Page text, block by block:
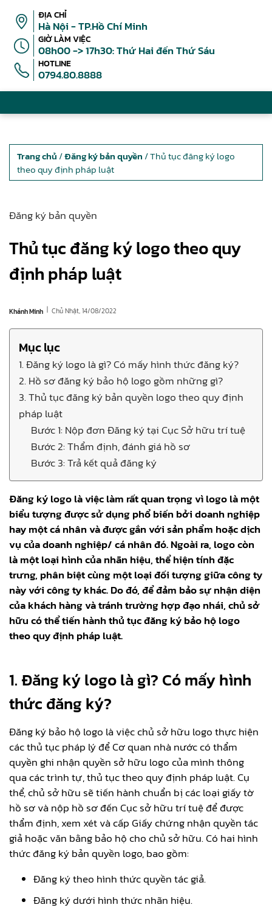
ĐỊA CHỈ
Hà Nội - TP.Hồ Chí Minh
GIỜ LÀM VIỆC
08h00 -> 17h30: Thứ Hai đến Thứ Sáu
HOTLINE
0794.80.8888
Trang chủ /Đăng ký bản quyền / Thủ tục đăng ký logo
theo quy định pháp luật
Đăng ký bản quyền
Thủ tục đăng ký logo theo quy
định pháp luật
Khánh Minh | Chủ Nhật, 14/08/2022
Mục lục
1. Đăng ký logo là gì? Có mấy hình thức đăng ký?
2. Hồ sơ đăng ký bảo hộ logo gồm những gì?
3. Thủ tục đăng ký bản quyền logo theo quy định
pháp luật
Bước 1: Nộp đơn Đăng ký tại Cục Sở hữu trí tuệ
Bước 2: Thẩm định, đánh giá hồ sơ
Bước 3: Trả kết quả đăng ký
Đăng ký logo là việc làm rất quan trọng vì logo là một
biểu tượng được sử dụng phổ biến bởi doanh nghiệp
hay một cá nhân và được gắn với sản phẩm hoặc dịch
vụ của doanh nghiệp/ cá nhân đó. Ngoài ra, logo còn
là một loại hình của nhãn hiệu, thể hiện tính đặc
trưng, phân biệt cùng một loại đối tượng giữa công ty
này với công ty khác. Do đó, để đảm bảo sự nhận diện
của khách hàng và tránh trường hợp đạo nhái, chủ sở
hữu có thể tiến hành thủ tục đăng ký bảo hộ logo
theo quy định pháp luật.
1. Đăng ký logo là gì? Có mấy hình
thức đăng ký?
Đăng ký bảo hộ logo là việc chủ sở hữu logo thực hiện
các thủ tục pháp lý để Cơ quan nhà nước có thẩm
quyền ghi nhận quyền sở hữu logo của mình thông
qua các trình tự, thủ tục theo quy định pháp luật. Cụ
thể, chủ sở hữu sẽ tiến hành chuẩn bị các loại giấy tờ
hồ sơ và nộp hồ sơ đến Cục sở hữu trí tuệ để được
thẩm định, xem xét và cấp Giấy chứng nhận quyền tác
giả hoặc văn bằng bảo hộ cho chủ sở hữu. Có hai hình
thức đăng ký bản quyền logo, bao gồm:
Đăng ký theo hình thức quyền tác giả.
Đăng ký dưới hình thức nhãn hiệu.